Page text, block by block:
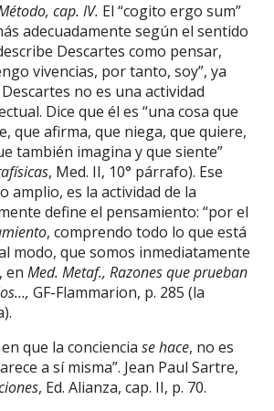
cap. IV. El “cogito ergo sum”
adecuadamente según el sentido
Descartes como pensar,
vivencias, por tanto, soy”, ya
no es una actividad
Dice que él es “una cosa que
que afirma, que niega, que quiere,
también imagina y que siente”
, Med. II, 10° párrafo). Ese
amplio, es la actividad de la
define el pensamiento: “por el
, comprendo todo lo que está
modo, que somos inmediatamente
enMed. Metaf., Razones que prueban
GF-Flammarion, p. 285 (la
en que la concienciase hace, no es
a sí misma”. Jean Paul Sartre,
, Ed. Alianza, cap. II, p. 70.